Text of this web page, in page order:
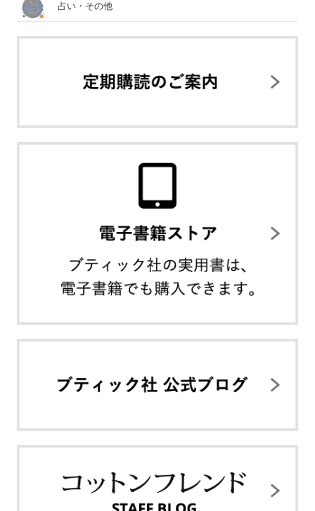
占い・その他